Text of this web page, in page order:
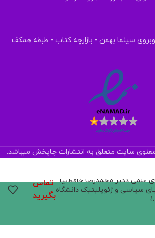
سینما بهمن - بازارچه کتاب - طبقه همکف
سایت متعلق به انتشارات چاپخش میباشد.
علمی دکتر محمدرضا حافظ‌نیا
سیاسی و ژئوپلیتیک دانشگاه
تماس
بگیرید